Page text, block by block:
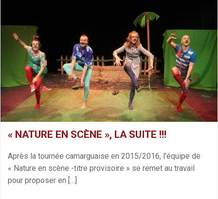
« NATURE EN SCÈNE », LA SUITE !!!
Après la tournée camarguaise en 2015/2016, l’équipe de
« Nature en scène -titre provisoire » se remet au travail
pour proposer en […]